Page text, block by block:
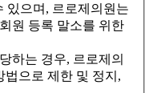
있으며, 르로제의원는
원 등록 말소를 위한
하는 경우, 르로제의
법으로 제한 및 정지,